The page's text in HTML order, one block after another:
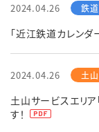
2024.04.26
「近江鉄道カレンダ
2024.04.26
土山サービスエリ
す！